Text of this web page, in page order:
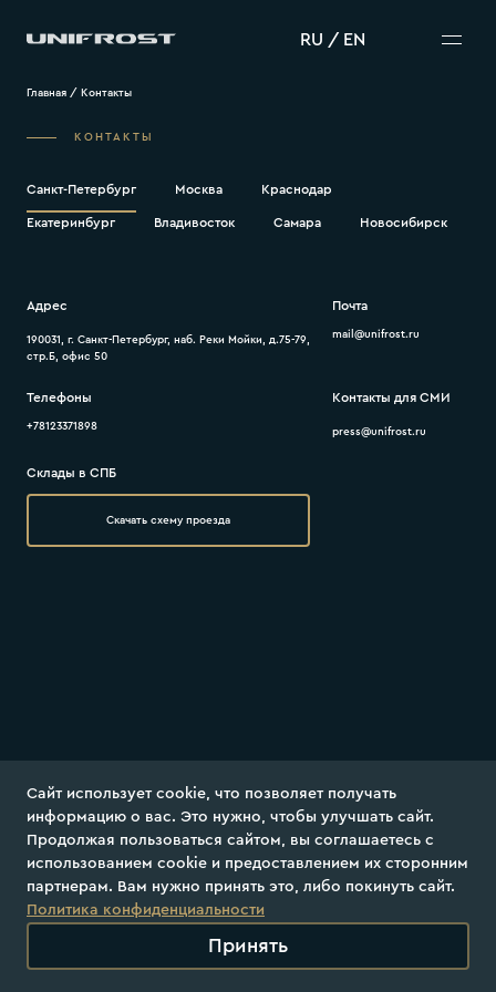
RU / EN
Главная / Контакты
КОНТАКТЫ
Санкт-Петербург Москва Краснодар
Екатеринбург Владивосток Самара Новосибирск
Адрес
190031, г. Санкт-Петербург, наб. Реки Мойки, д.75-79,
стр.Б, офис 50
Почта
mail@unifrost.ru
Телефоны
+78123371898
Контакты для СМИ
press@unifrost.ru
Склады в СПБ
Скачать схему проезда
Создано морем
Доставлено ЮНИФРОСТ
Политика конфиденциальности
Сайт использует сооkіе, что позволяет получать
информацию о вас. Это нужно, чтобы улучшать сайт.
Продолжая пользоваться сайтом, вы соглашаетесь с
использованием cookie и предоставлением их сторонним
партнерам. Вам нужно принять это, либо покинуть сайт.
Политика конфиденциальности
Принять